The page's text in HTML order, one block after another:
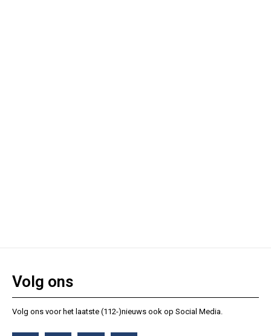
Volg ons
Volg ons voor het laatste (112-)nieuws ook op Social Media.